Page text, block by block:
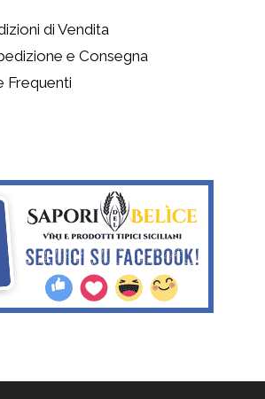
di Vendita
e Consegna
Frequenti